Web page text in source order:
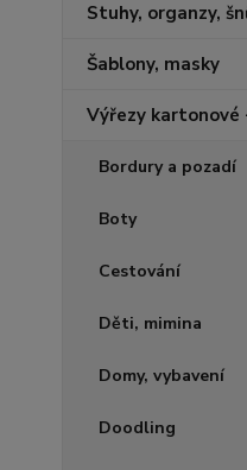
Stuhy, organzy,
Šablony, masky
Výřezy kartonové
Bordury a pozadí
Boty
Cestování
Děti, mimina
Domy, vybavení
Doodling